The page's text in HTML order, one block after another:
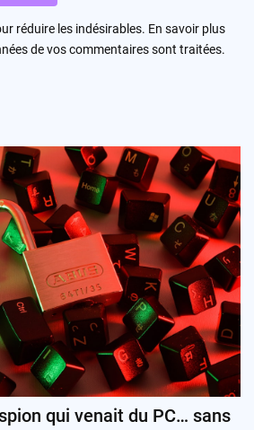
réduire les indésirables. En savoir plus
de vos commentaires sont traitées.
qui venait du PC… sans